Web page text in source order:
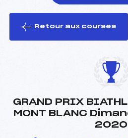
le ski
Retour aux courses
GRAND PRIX
MONT BLANC
2020